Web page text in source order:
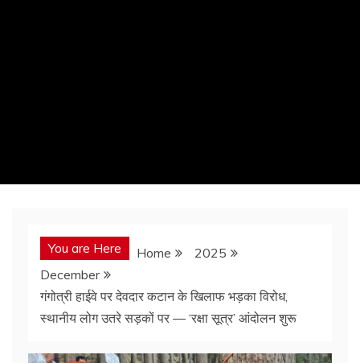
You are Here Home
2025
December
गंगोत्री हाईवे पर देवदार कटान के खिलाफ भड़का विरोध,
स्थानीय लोग उतरे सड़कों पर — ‘रक्षा सूत्र’ आंदोलन शुरू